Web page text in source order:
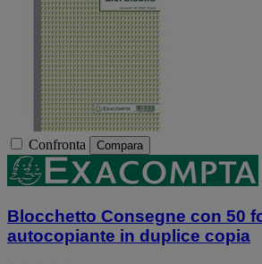
Confronta Compara
Blocchetto Consegne con 50
autocopiante in duplice copia